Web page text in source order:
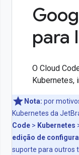
para
O Cloud
Kubernetes,
Nota: por
Kubernetes da
Code > Kubernetes
edição de
suporte para outros